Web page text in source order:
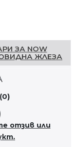
ЗА NOW
ЖЛЕЗА
(0)
отзив или